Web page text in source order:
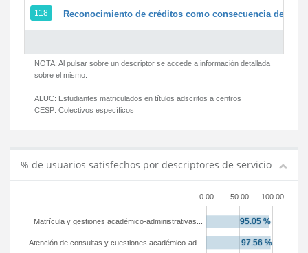
118 Reconocimiento de créditos como consecuencia de un
NOTA: Al pulsar sobre un descriptor se accede a información detallada
sobre el mismo.
ALUC: Estudiantes matriculados en títulos adscritos a centros
CESP: Colectivos específicos
% de usuarios satisfechos por descriptores de servicio
0.00 50.00 100.00
Atención de consultas y cuestiones académico-ad...
Matrícula y gestiones académico-administrativas...